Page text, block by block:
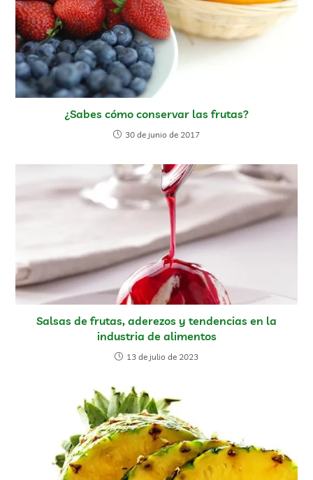
¿Sabes cómo conservar las frutas?
30 de junio de 2017
Salsas de frutas, aderezos y tendencias en la
industria de alimentos
13 de julio de 2023